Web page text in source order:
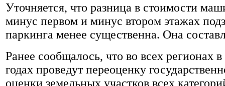
Уточняется, что разница в стоимости
минус первом и минус втором этажах
паркинга менее существенна. Она
Ранее сообщалось, что во всех регионах
годах проведут переоценку
оценки земельных участков всех